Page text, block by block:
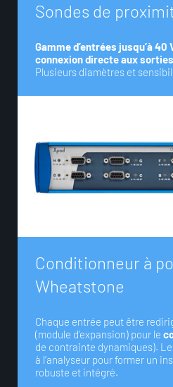
Sondes de proximi
Gamme d’entrées jusqu’à 40
connexion directe aux
Plusieurs diamètres et
Conditionneur à po
Wheatstone
Chaque entrée peut être
(module d’expansion) pour le
de contrainte dynamiques).
à l’analyseur pour former un
robuste et intégré.